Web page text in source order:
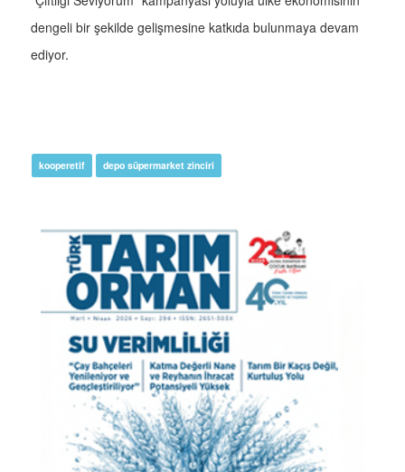
dengeli bir şekilde gelişmesine katkıda bulunmaya devam
ediyor.
kooperetif depo süpermarket zinciri